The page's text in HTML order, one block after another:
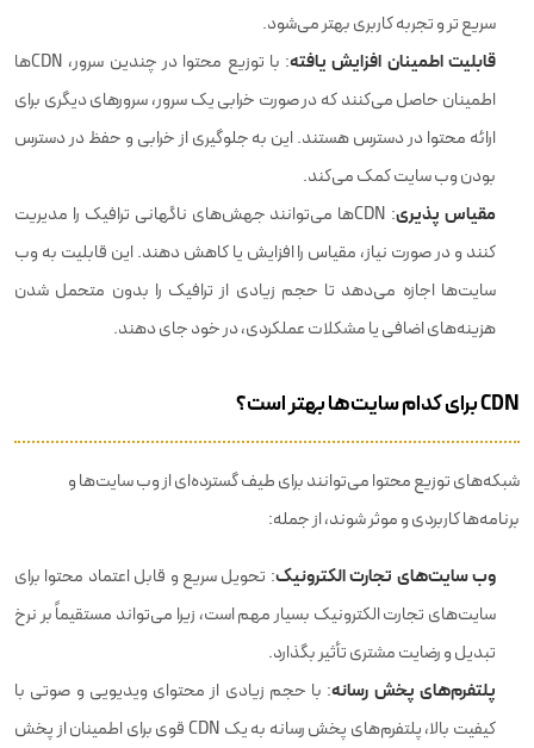
سریع تر و تجربه کاربری بهتر می‌شود.
قابلیت اطمینان افزایش یافته
: با توزیع محتوا در چندین سرور، CDNها
اطمینان حاصل می‌کنند که در صورت خرابی یک سرور، سرورهای دیگری برای
ارائه محتوا در دسترس هستند. این به جلوگیری از خرابی و حفظ در دسترس
بودن وب سایت کمک می‌کند.
مقیاس پذیری
: CDNها می‌توانند جهش‌های ناگهانی ترافیک را مدیریت
کنند و در صورت نیاز، مقیاس را افزایش یا کاهش دهند. این قابلیت به وب‌
سایت‌ها اجازه می‌دهد تا حجم زیادی از ترافیک را بدون متحمل شدن
هزینه‌های اضافی یا مشکلات عملکردی، در خود جای دهند.
CDN برای کدام سایت‌ها بهتر است؟
شبکه‌های توزیع محتوا می‌توانند برای طیف گسترده‌ای از وب سایت‌ها و
برنامه‌ها کاربردی و موثر شوند، از جمله:
وب سایت‌های تجارت الکترونیک: تحویل سریع و قابل اعتماد محتوا برای
سایت‌های تجارت الکترونیک بسیار مهم است، زیرا می‌تواند مستقیماً بر نرخ
تبدیل و رضایت مشتری تأثیر بگذارد.
پلتفرم‌های پخش رسانه: با حجم زیادی از محتوای ویدیویی و صوتی با
کیفیت بالا، پلتفرم‌های پخش رسانه به یک CDN قوی برای اطمینان از پخش